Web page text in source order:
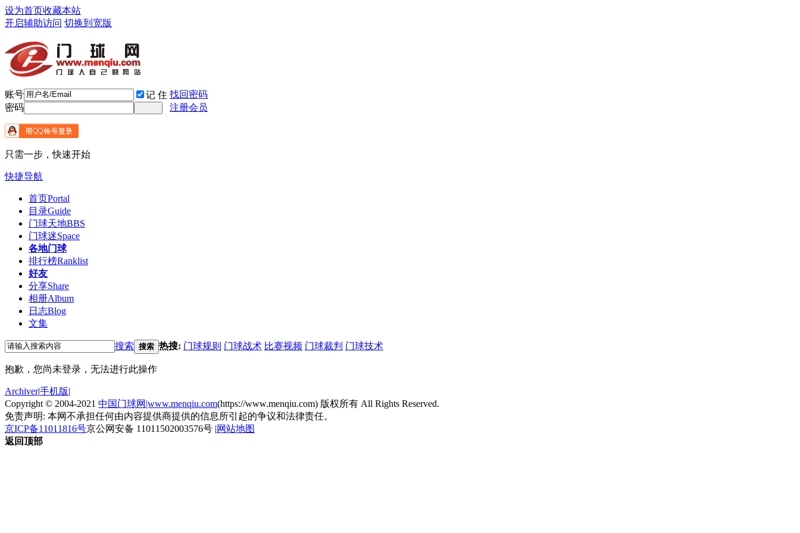
设为首页收藏本站
开启辅助访问 切换到宽版
账号 记 住 找回密码
密码
注册会员
只需一步，快速开始
快捷导航
首页Portal
目录Guide
门球天地BBS
门球迷Space
各地门球
排行榜Ranklist
好友
分享Share
相册Album
日志Blog
文集
搜索 搜索 热搜: 门球规则 门球战术 比赛视频 门球裁判 门球技术
抱歉，您尚未登录，无法进行此操作
Archiver|手机版|
Copyright © 2004-2021 中国门球网|www.menqiu.com(https://www.menqiu.com) 版权所有 All Rights Reserved.
免责声明: 本网不承担任何由内容提供商提供的信息所引起的争议和法律责任。
京ICP备11011816号京公网安备 11011502003576号 |网站地图
返回顶部